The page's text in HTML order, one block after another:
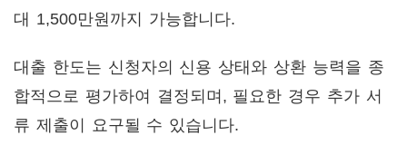
대 1,500만원까지 가능합니다.
대출 한도는 신청자의 신용 상태와 상환 능력을 종
합적으로 평가하여 결정되며, 필요한 경우 추가 서
류 제출이 요구될 수 있습니다.